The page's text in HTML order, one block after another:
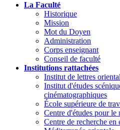
La Faculté
Historique
Mission
Mot du Doyen
Administration
Corps enseignant
Conseil de faculté
Institutions rattachées
Institut de lettres
Institut d'études
cinématographiques
École supérieure de
Centre d'études pour le
Centre de recherche